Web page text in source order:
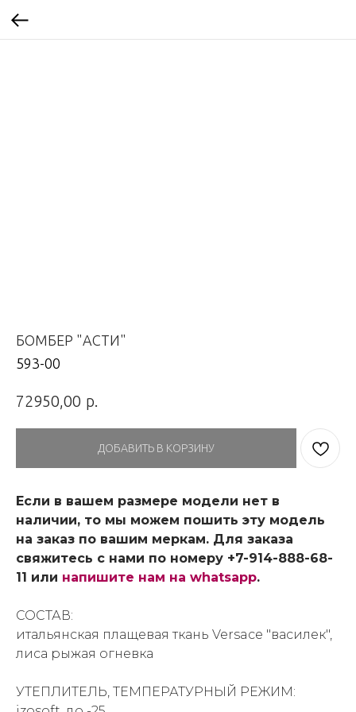
БОМБЕР "АСТИ"
593-00
72950,00 р.
ДОБАВИТЬ В КОРЗИНУ
Если в вашем размере модели нет в
наличии, то мы можем пошить эту модель
на заказ по вашим меркам. Для заказа
свяжитесь с нами по номеру +7-914-888-68-
11 или напишите нам на whatsapp.
СОСТАВ:
итальянская плащевая ткань Versace "василек",
лиса рыжая огневка
УТЕПЛИТЕЛЬ, ТЕМПЕРАТУРНЫЙ РЕЖИМ: